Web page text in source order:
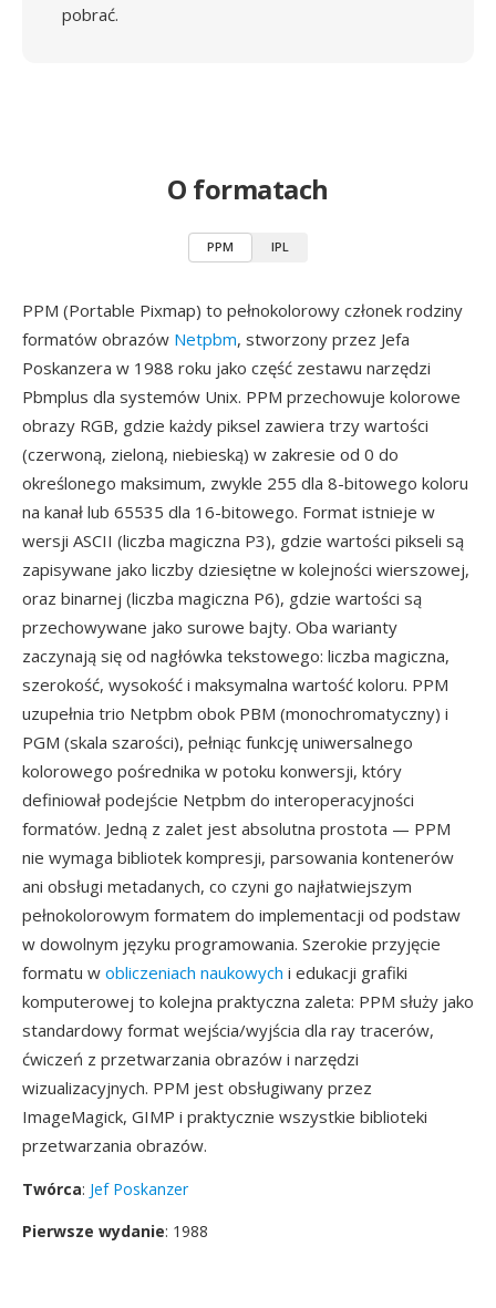
pobrać.
O formatach
PPM IPL
PPM (Portable Pixmap) to pełnokolorowy członek rodziny
formatów obrazów Netpbm, stworzony przez Jefa
Poskanzera w 1988 roku jako część zestawu narzędzi
Pbmplus dla systemów Unix. PPM przechowuje kolorowe
obrazy RGB, gdzie każdy piksel zawiera trzy wartości
(czerwoną, zieloną, niebieską) w zakresie od 0 do
określonego maksimum, zwykle 255 dla 8-bitowego koloru
na kanał lub 65535 dla 16-bitowego. Format istnieje w
wersji ASCII (liczba magiczna P3), gdzie wartości pikseli są
zapisywane jako liczby dziesiętne w kolejności wierszowej,
oraz binarnej (liczba magiczna P6), gdzie wartości są
przechowywane jako surowe bajty. Oba warianty
zaczynają się od nagłówka tekstowego: liczba magiczna,
szerokość, wysokość i maksymalna wartość koloru. PPM
uzupełnia trio Netpbm obok PBM (monochromatyczny) i
PGM (skala szarości), pełniąc funkcję uniwersalnego
kolorowego pośrednika w potoku konwersji, który
definiował podejście Netpbm do interoperacyjności
formatów. Jedną z zalet jest absolutna prostota — PPM
nie wymaga bibliotek kompresji, parsowania kontenerów
ani obsługi metadanych, co czyni go najłatwiejszym
pełnokolorowym formatem do implementacji od podstaw
w dowolnym języku programowania. Szerokie przyjęcie
formatu w obliczeniach naukowych i edukacji grafiki
komputerowej to kolejna praktyczna zaleta: PPM służy jako
standardowy format wejścia/wyjścia dla ray tracerów,
ćwiczeń z przetwarzania obrazów i narzędzi
wizualizacyjnych. PPM jest obsługiwany przez
ImageMagick, GIMP i praktycznie wszystkie biblioteki
przetwarzania obrazów.
Twórca: Jef Poskanzer
Pierwsze wydanie: 1988